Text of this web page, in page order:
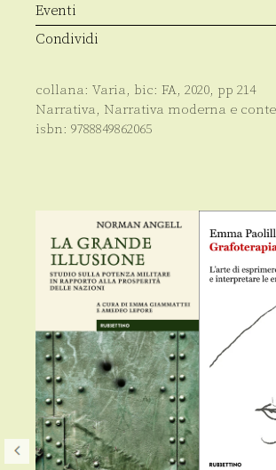
Eventi
Condividi
collana: Varia, bic: FA, 2020, pp 214
Narrativa, Narrativa moderna e
isbn: 9788849862065